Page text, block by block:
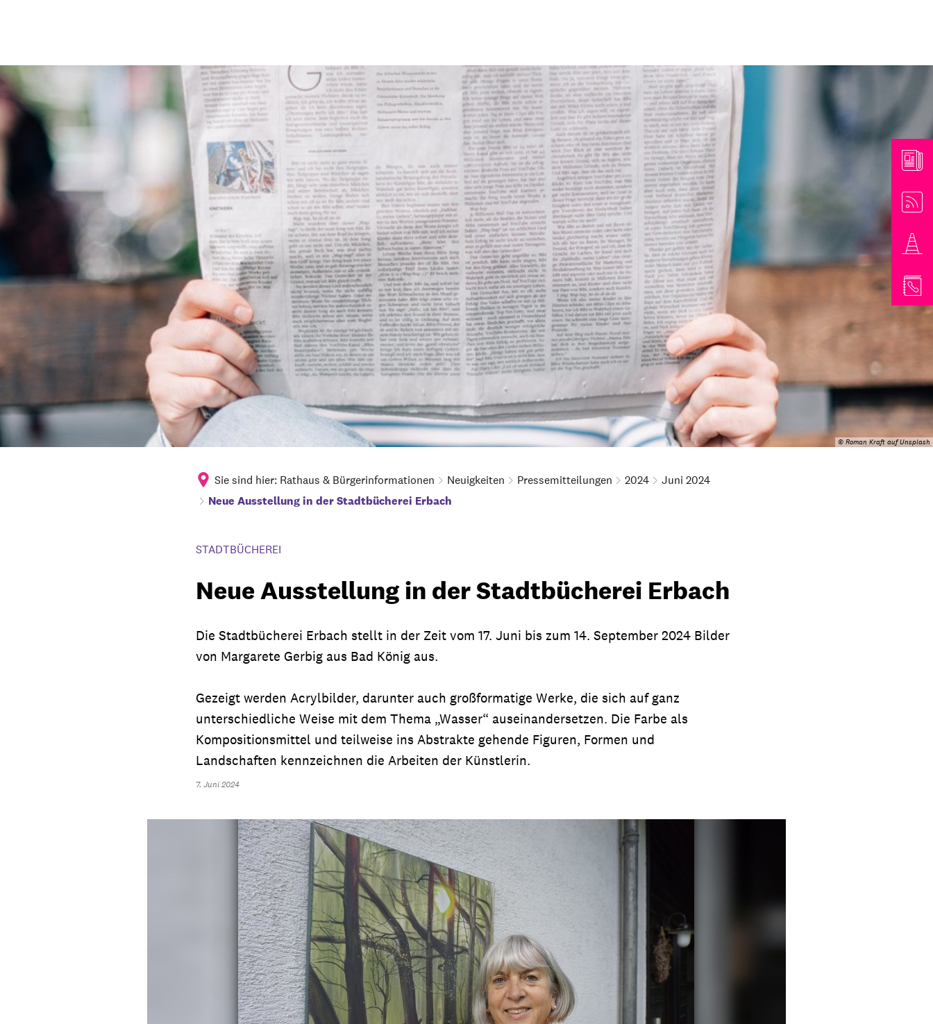
© Roman Kraft auf Unsplash
Sie sind hier: Rathaus & Bürgerinformationen Neuigkeiten Pressemitteilungen 2024 Juni 2024
Neue Ausstellung in der Stadtbücherei Erbach
STADTBÜCHEREI
Neue Ausstellung in der Stadtbücherei Erbach
Die Stadtbücherei Erbach stellt in der Zeit vom 17. Juni bis zum 14. September 2024 Bilder
von Margarete Gerbig aus Bad König aus.
Gezeigt werden Acrylbilder, darunter auch großformatige Werke, die sich auf ganz
unterschiedliche Weise mit dem Thema „Wasser“ auseinandersetzen. Die Farbe als
Kompositionsmittel und teilweise ins Abstrakte gehende Figuren, Formen und
Landschaften kennzeichnen die Arbeiten der Künstlerin.
7. Juni 2024